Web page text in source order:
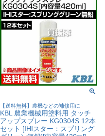
【送料無料】農機などの補修用に
KBL 農業機械用塗料用 タッチ
アップスプレー KG0304S 12本
セット [IHIスター：スプリング